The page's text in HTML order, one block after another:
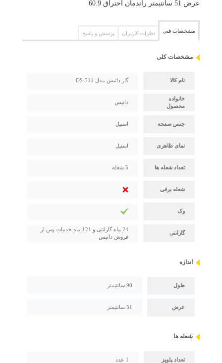
عرض 51 سانتیمتر راندمان احتراق 60.9
مشخصات فنی نظرات کاربران پرسش و پاسخ
مشخصات کلی
نام کالا گاز داتیس مدل DS-511
خانواده
محصول
داتیس
جنس صفحه استیل
نمای ظاهری استیل
تعداد شعله ها 5 شعله
شعله برقی
وک
گارانتی
24 ماه گارانتی و 121 ماه خدمات پس از
فروش داتیس
اندازه
طول 90 سانتیمتر
عرض 51 سانتیمتر
شعله ها
تعداد پلوپز 1 عدد